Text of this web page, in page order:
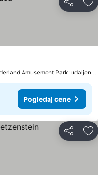
Deli
Fränkisches Wunderland Amusement Park: udaljenost 4.6 km
Pogledaj cene
Deli